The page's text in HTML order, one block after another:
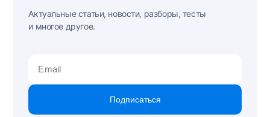
Актуальные статьи, новости, разборы, тесты
и многое другое.
Подписаться